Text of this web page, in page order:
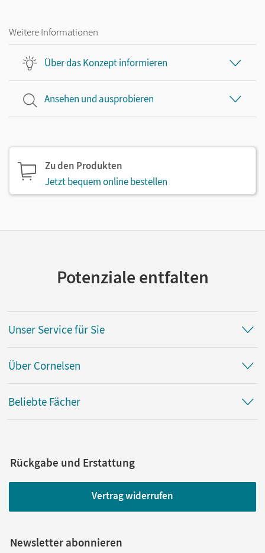
Weitere Informationen
Über das Konzept informieren
Ansehen und ausprobieren
Zu den Produkten
Jetzt bequem online bestellen
Potenziale entfalten
Unser Service für Sie
Über Cornelsen
Beliebte Fächer
Rückgabe und Erstattung
Vertrag widerrufen
Newsletter abonnieren